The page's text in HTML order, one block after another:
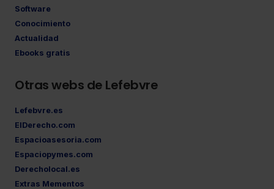
Software
Conocimiento
Actualidad
Ebooks gratis
Otras webs de Lefebvre
Lefebvre.es
ElDerecho.com
Espacioasesoria.com
Espaciopymes.com
Derecholocal.es
Extras Mementos